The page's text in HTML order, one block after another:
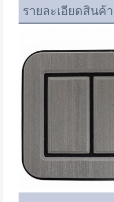
รายละเอียดสินค้า